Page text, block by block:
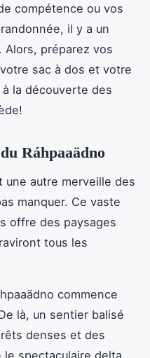
compétence ou vos
il y a un
Alors, préparez vos
sac à dos et votre
la découverte des
Ráhpaaädno
une autre merveille des
manquer. Ce vaste
offre des paysages
tous les
commence
là, un sentier balisé
denses et des
le spectaculaire delta.